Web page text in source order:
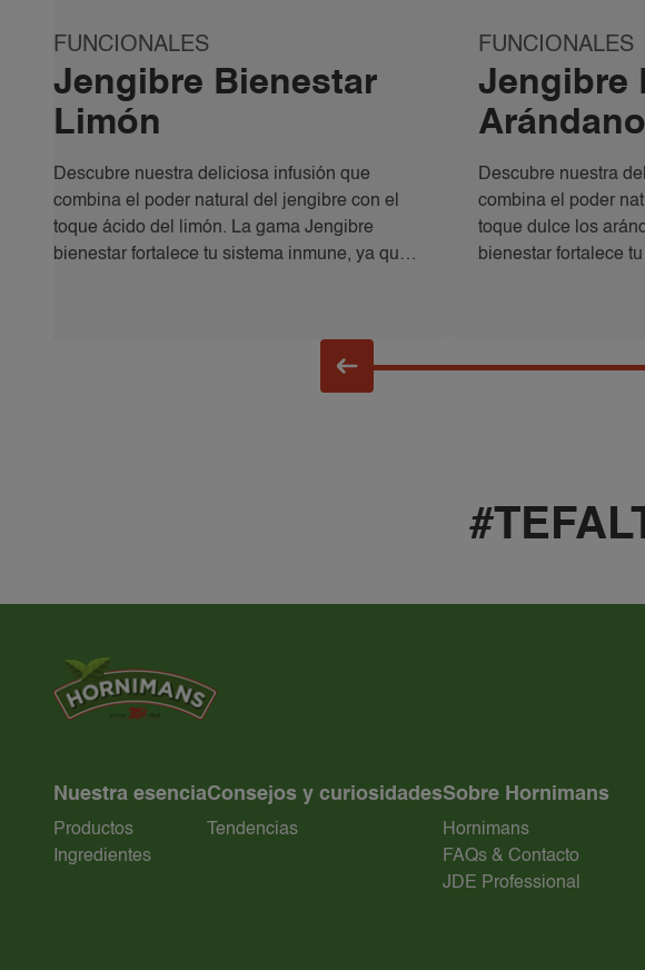
FUNCIONALES
Jengibre Bienestar
Limón
Descubre nuestra deliciosa infusión que
combina el poder natural del jengibre con el
toque ácido del limón. La gama Jengibre
bienestar fortalece tu sistema inmune, ya que
FUNCIONALES
Jengibre
Descubre nuestra
combina el poder
toque dulce los
bienestar fortalece
Nuestra esencia
Productos
Ingredientes
Consejos y curiosidades
Tendencias
Sobre Hornimans
Hornimans
FAQs & Contacto
JDE Professional